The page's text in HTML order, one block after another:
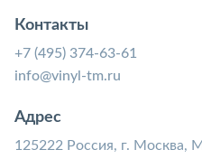
Контакты
+7 (495) 374-63-61
info@vinyl-tm.ru
Адрес
125222 Россия, г. Москва,